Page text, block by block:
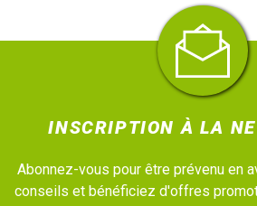
INSCRIPTION À LA
Abonnez-vous pour être prévenu en
conseils et bénéficiez d'offres